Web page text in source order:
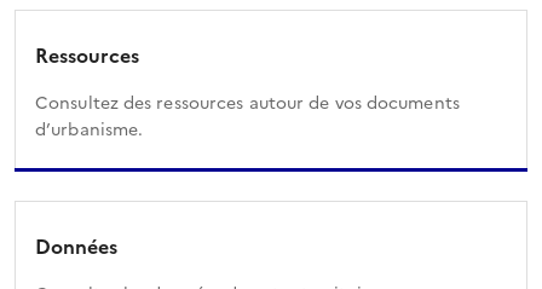
Ressources
Consultez des ressources autour de vos documents
d’urbanisme.
Données